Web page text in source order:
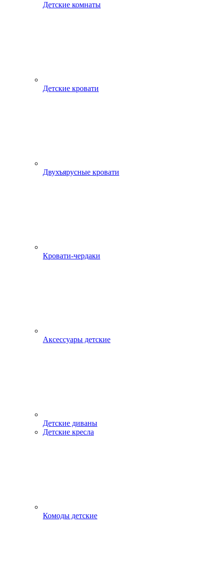
Детские комнаты
Детские кровати
Двухъярусные кровати
Кровати-чердаки
Аксессуары детские
Детские диваны
Детские кресла
Комоды детские